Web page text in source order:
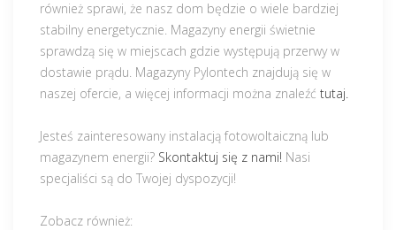
również sprawi, że nasz dom będzie o wiele bardziej
stabilny energetycznie. Magazyny energii świetnie
sprawdzą się w miejscach gdzie występują przerwy w
dostawie prądu. Magazyny Pylontech znajdują się w
naszej ofercie, a więcej informacji można znaleźć tutaj.
Jesteś zainteresowany instalacją fotowoltaiczną lub
magazynem energii? Skontaktuj się z nami! Nasi
specjaliści są do Twojej dyspozycji!
Zobacz również: